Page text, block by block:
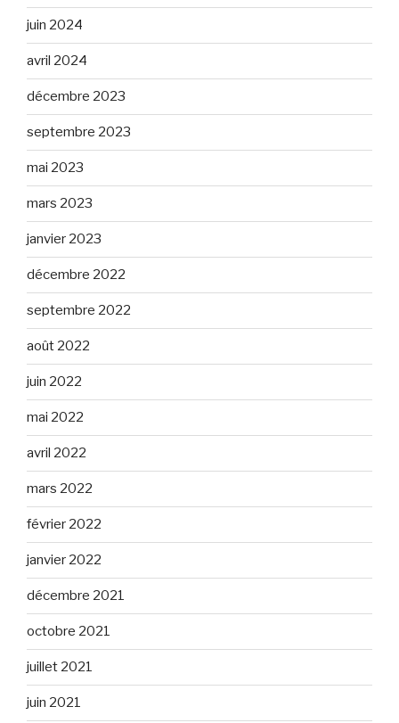
juin 2024
avril 2024
décembre 2023
septembre 2023
mai 2023
mars 2023
janvier 2023
décembre 2022
septembre 2022
août 2022
juin 2022
mai 2022
avril 2022
mars 2022
février 2022
janvier 2022
décembre 2021
octobre 2021
juillet 2021
juin 2021